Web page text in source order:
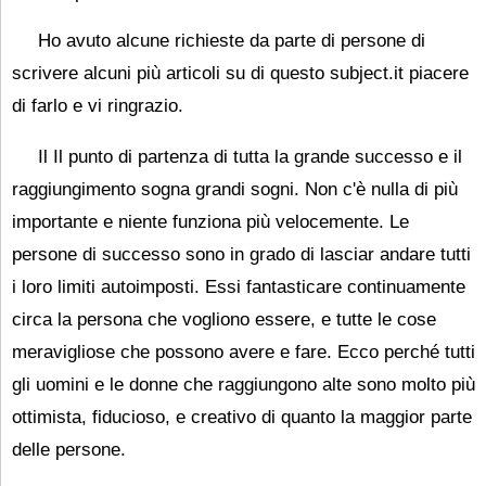
Ho avuto alcune richieste da parte di persone di
scrivere alcuni più articoli su di questo subject.it piacere
di farlo e vi ringrazio.
Il Il punto di partenza di tutta la grande successo e il
raggiungimento sogna grandi sogni. Non c'è nulla di più
importante e niente funziona più velocemente. Le
persone di successo sono in grado di lasciar andare tutti
i loro limiti autoimposti. Essi fantasticare continuamente
circa la persona che vogliono essere, e tutte le cose
meravigliose che possono avere e fare. Ecco perché tutti
gli uomini e le donne che raggiungono alte sono molto più
ottimista, fiducioso, e creativo di quanto la maggior parte
delle persone.